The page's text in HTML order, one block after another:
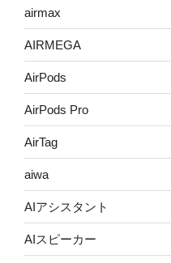
airmax
AIRMEGA
AirPods
AirPods Pro
AirTag
aiwa
AIアシスタント
AIスピーカー